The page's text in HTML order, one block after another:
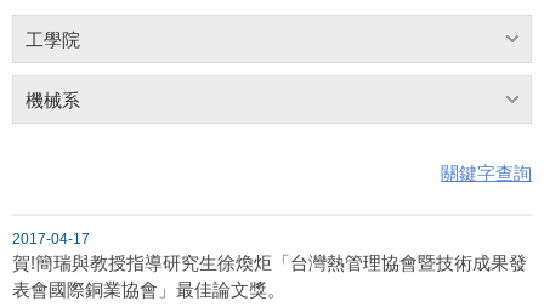
工學院
機械系
關鍵字查詢
2017-04-17
賀!簡瑞與教授指導研究生徐煥炬「台灣熱管理協會暨技術成果發
表會國際銅業協會」最佳論文獎。